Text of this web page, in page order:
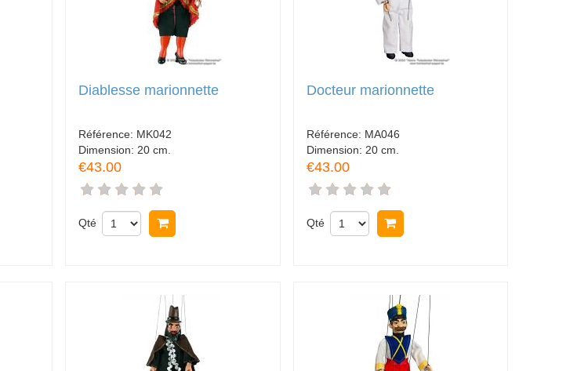
Diablesse marionnette
Référence: MK042
Dimension: 20 cm.
€43.00
Qté
Docteur marionnette
Référence: MA046
Dimension: 20 cm.
€43.00
Qté